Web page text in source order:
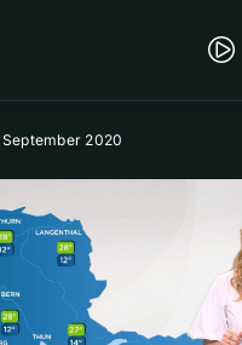
September 2020